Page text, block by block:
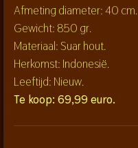
Afmeting diameter: 40 cm.
Gewicht: 850 gr.
Materiaal: Suar hout.
Herkomst: Indonesië.
Leeftijd: Nieuw.
Te koop: 69,99 euro.